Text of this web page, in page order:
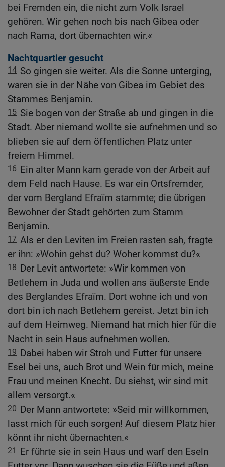
bei Fremden ein, die nicht zum Volk Israel
gehören. Wir gehen noch bis nach Gibea oder
nach Rama, dort übernachten wir.«
Nachtquartier gesucht
14 So gingen sie weiter. Als die Sonne unterging,
waren sie in der Nähe von Gibea im Gebiet des
Stammes Benjamin.
15 Sie bogen von der Straße ab und gingen in die
Stadt. Aber niemand wollte sie aufnehmen und so
blieben sie auf dem öffentlichen Platz unter
freiem Himmel.
16 Ein alter Mann kam gerade von der Arbeit auf
dem Feld nach Hause. Es war ein Ortsfremder,
der vom Bergland Efraïm stammte; die übrigen
Bewohner der Stadt gehörten zum Stamm
Benjamin.
17 Als er den Leviten im Freien rasten sah, fragte
er ihn: »Wohin gehst du? Woher kommst du?«
18 Der Levit antwortete: »Wir kommen von
Betlehem in Juda und wollen ans äußerste Ende
des Berglandes Efraïm. Dort wohne ich und von
dort bin ich nach Betlehem gereist. Jetzt bin ich
auf dem Heimweg. Niemand hat mich hier für die
Nacht in sein Haus aufnehmen wollen.
19 Dabei haben wir Stroh und Futter für unsere
Esel bei uns, auch Brot und Wein für mich, meine
Frau und meinen Knecht. Du siehst, wir sind mit
allem versorgt.«
20 Der Mann antwortete: »Seid mir willkommen,
lasst mich für euch sorgen! Auf diesem Platz hier
könnt ihr nicht übernachten.«
21
Er führte sie in sein Haus und warf den Eseln